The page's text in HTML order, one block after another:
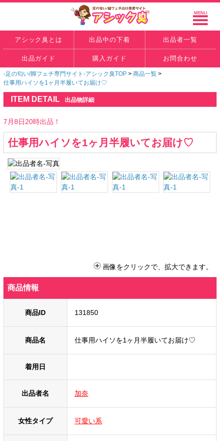
アシック臭とは 出品中の下着 出品者一覧
出品ガイド 購入ガイド お問合わせ
-足の匂い/脚フェチ専門サイト-アシック臭TOP > 商品一覧 >
仕事用ハイソを1ヶ月半履いてお届け♡
ITEM DETAIL 出品物詳細
7月8日20時出品！
仕事用ハイソを1ヶ月半履いてお届け♡
画像をクリックで、拡大できます。
商品情報
商品ID 131850
商品名 仕事用ハイソを1ヶ月半履いてお届け♡
着用日
出品者名 加奈
女性タイプ 可愛い系